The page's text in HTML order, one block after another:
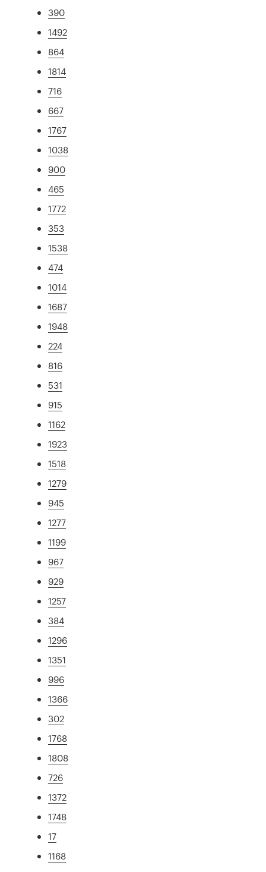
390
1492
864
1814
716
667
1767
1038
900
465
1772
353
1538
474
1014
1687
1948
224
816
531
915
1162
1923
1518
1279
945
1277
1199
967
929
1257
384
1296
1351
996
1366
302
1768
1808
726
1372
1748
17
1168